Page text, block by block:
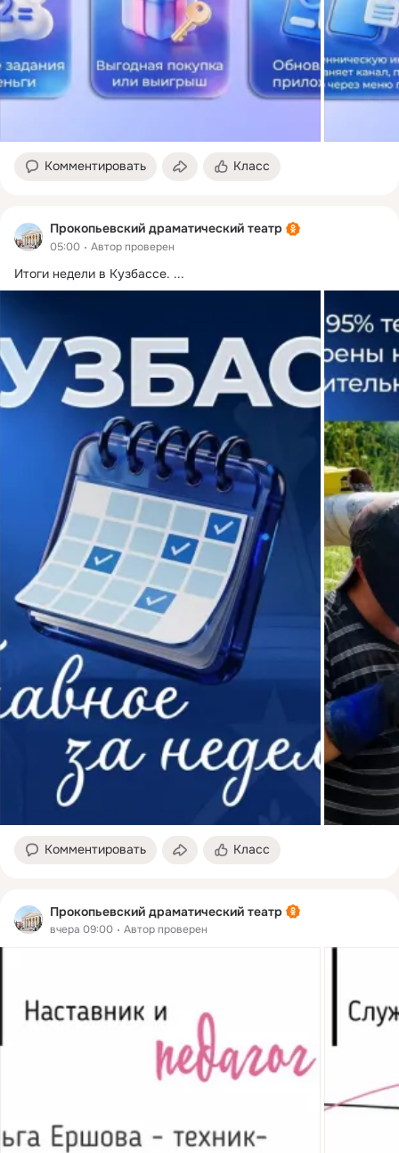
Комментировать Класс
Прокопьевский драматический театр
05:00 Автор проверен
Итоги недели в Кузбассе. ...
Комментировать Класс
Прокопьевский драматический театр
вчера 09:00 Автор проверен